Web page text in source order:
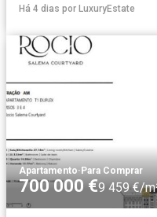
Há 4 dias por LuxuryEstate
Apartamento·Para Comprar
700 000 €9 459 €/